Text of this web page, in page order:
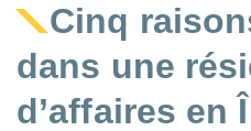
Cinq
dans une
d’affaires en